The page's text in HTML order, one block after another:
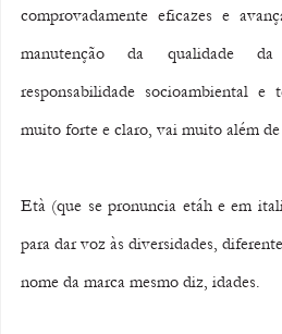
comprovadamente eficazes e
manutenção da qualidade
responsabilidade socioambiental e
muito forte e claro, vai muito além de
Età (que se pronuncia etáh e em
para dar voz às diversidades,
nome da marca mesmo diz, idades.